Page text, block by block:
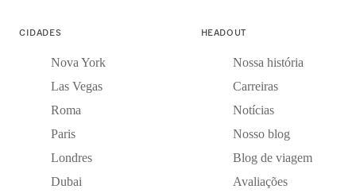
CIDADES
Nova York
Las Vegas
Roma
Paris
Londres
Dubai
HEADOUT
Nossa história
Carreiras
Notícias
Nosso blog
Blog de viagem
Avaliações